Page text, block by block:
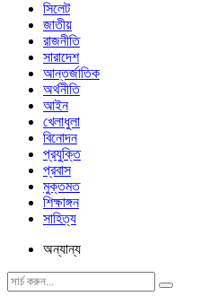
সিলেট
জাতীয়
রাজনীতি
সারাদেশ
আন্তর্জাতিক
অর্থনীতি
আইন
খেলাধুলা
বিনোদন
প্রযুক্তি
প্রবাস
মুক্তমত
শিক্ষাঙ্গন
সাহিত্য
অন্যান্য